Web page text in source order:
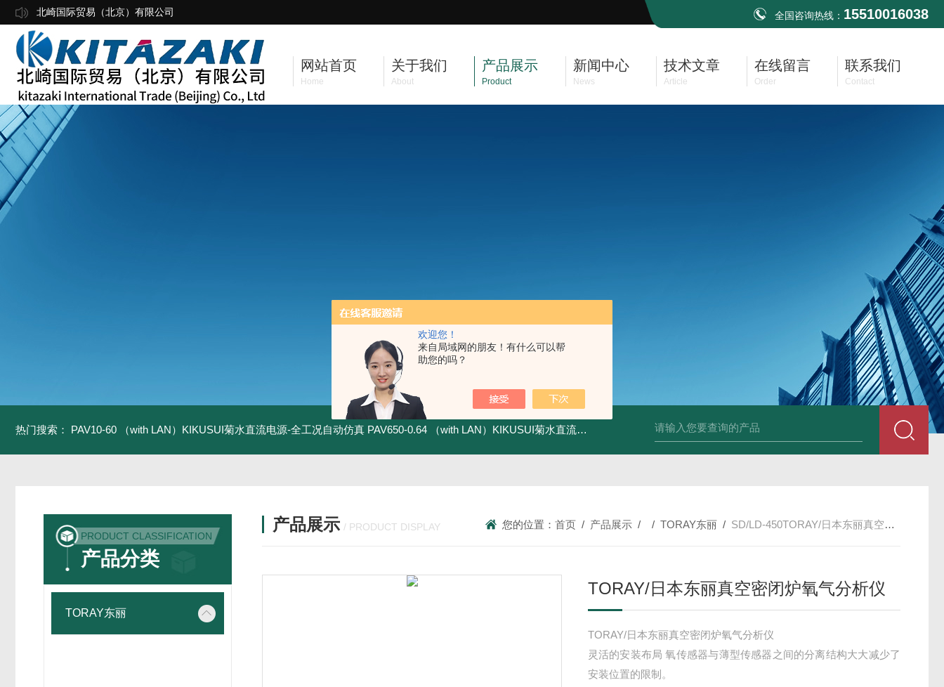
欢迎您！
来自局域网的朋友！有什么可以帮
助您的吗？
北崎国际贸易（北京）有限公司 全国咨询热线： 15510016038
网站首页
Home
关于我们
About
产品展示
Product
新闻中心
News
技术文章
Article
在线留言
Order
联系我们
Contact
热门搜索： PAV10-60 （with LAN）KIKUSUI菊水直流电源-全工况自动仿真 PAV650-0.64 （with LAN）KIKUSUI菊水直流电源-四象限节能测试 PAV320-1.3 （with LAN）KIKUSUI菊水直流电源-故障快
PRODUCT CLASSIFICATION
产品分类
TORAY东丽
产品展示 / PRODUCT DISPLAY 您的位置：首页 / 产品展示 / /TORAY东丽 / SD/LD-450TORAY/日本东丽真空密闭炉氧气分析仪
TORAY/日本东丽真空密闭炉氧气分析仪
TORAY/日本东丽真空密闭炉氧气分析仪
灵活的安装布局 氧传感器与薄型传感器之间的分离结构大大减少了
安装位置的限制。